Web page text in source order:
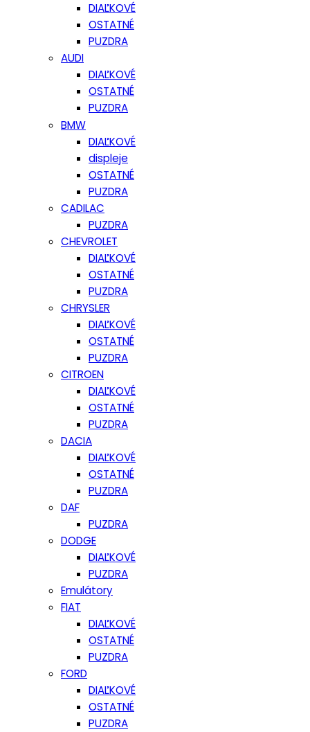
DIAĽKOVÉ
OSTATNÉ
PUZDRA
AUDI
DIAĽKOVÉ
OSTATNÉ
PUZDRA
BMW
DIAĽKOVÉ
displeje
OSTATNÉ
PUZDRA
CADILAC
PUZDRA
CHEVROLET
DIAĽKOVÉ
OSTATNÉ
PUZDRA
CHRYSLER
DIAĽKOVÉ
OSTATNÉ
PUZDRA
CITROEN
DIAĽKOVÉ
OSTATNÉ
PUZDRA
DACIA
DIAĽKOVÉ
OSTATNÉ
PUZDRA
DAF
PUZDRA
DODGE
DIAĽKOVÉ
PUZDRA
Emulátory
FIAT
DIAĽKOVÉ
OSTATNÉ
PUZDRA
FORD
DIAĽKOVÉ
OSTATNÉ
PUZDRA